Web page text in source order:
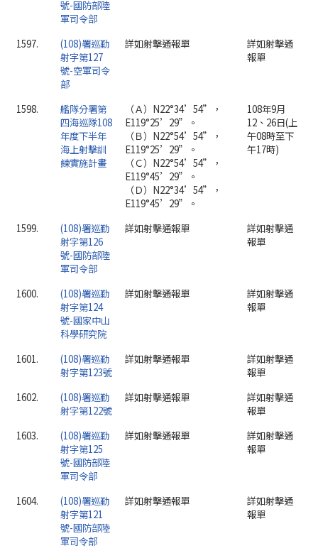
號-國防部陸
軍司令部
1597.
(108)署巡勤
射字第127
號-空軍司令
部
詳如射擊通報單
詳如射擊通
報單
1598.
艦隊分署第
四海巡隊108
年度下半年
海上射擊訓
練實施計畫
（Ａ）N22°34’54”，
E119°25’29”。
（Ｂ）N22°54’54”，
E119°25’29”。
（Ｃ）N22°54’54”，
E119°45’29”。
（Ｄ）N22°34’54”，
E119°45’29”。
108年9月
12、26日(上
午08時至下
午17時)
1599.
(108)署巡勤
射字第126
號-國防部陸
軍司令部
詳如射擊通報單
詳如射擊通
報單
1600.
(108)署巡勤
射字第124
號-國家中山
科學研究院
詳如射擊通報單
詳如射擊通
報單
1601.
(108)署巡勤
射字第123號
詳如射擊通報單
詳如射擊通
報單
1602.
(108)署巡勤
射字第122號
詳如射擊通報單
詳如射擊通
報單
1603.
(108)署巡勤
射字第125
號-國防部陸
軍司令部
詳如射擊通報單
詳如射擊通
報單
1604.
(108)署巡勤
射字第121
號-國防部陸
軍司令部
詳如射擊通報單
詳如射擊通
報單